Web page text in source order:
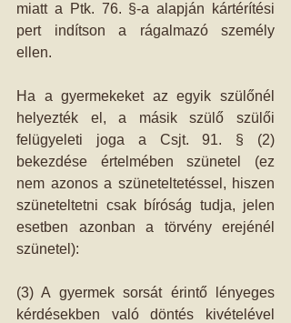
miatt a Ptk. 76. §-a alapján kártérítési
pert indítson a rágalmazó személy
ellen.
Ha a gyermekeket az egyik szülőnél
helyezték el, a másik szülő szülői
felügyeleti joga a Csjt. 91. § (2)
bekezdése értelmében szünetel (ez
nem azonos a szüneteltetéssel, hiszen
szüneteltetni csak bíróság tudja, jelen
esetben azonban a törvény erejénél
szünetel):
(3) A gyermek sorsát érintő lényeges
kérdésekben való döntés kivételével